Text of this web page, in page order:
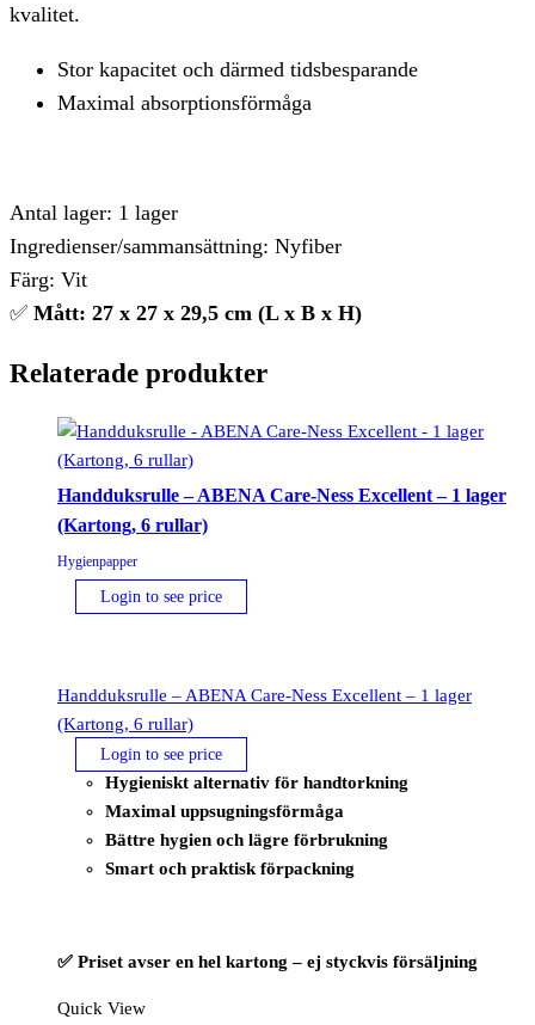
kvalitet.
Stor kapacitet och därmed tidsbesparande
Maximal absorptionsförmåga
Antal lager: 1 lager
Ingredienser/sammansättning: Nyfiber
Färg: Vit
✅ Mått: 27 x 27 x 29,5 cm (L x B x H)
Relaterade produkter
Handduksrulle – ABENA Care-Ness Excellent – 1 lager
(Kartong, 6 rullar)
Hygienpapper
Login to see price
Handduksrulle – ABENA Care-Ness Excellent – 1 lager
(Kartong, 6 rullar)
Login to see price
Hygieniskt alternativ för handtorkning
Maximal uppsugningsförmåga
Bättre hygien och lägre förbrukning
Smart och praktisk förpackning
✅ Priset avser en hel kartong – ej styckvis försäljning
Quick View